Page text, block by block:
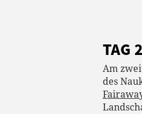
TAG
Am
des